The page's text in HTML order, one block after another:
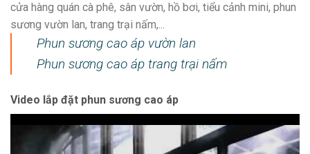
cửa hàng quán cà phê, sân vườn, hồ bơi, tiểu cảnh mini, phun
sương vườn lan, trang trại nấm,...
Phun sương cao áp vườn lan
Phun sương cao áp trang trại nấm
Video lắp đặt phun sương cao áp